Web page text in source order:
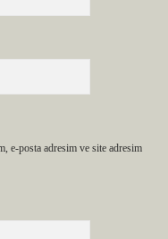
e-posta adresim ve site adresim